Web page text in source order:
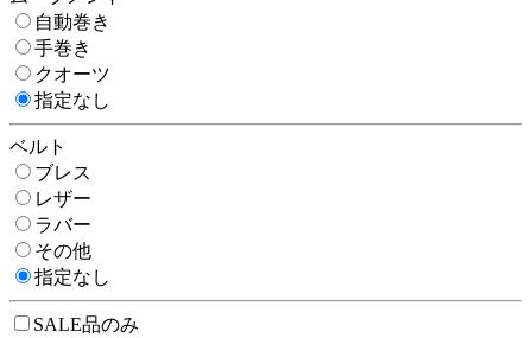
自動巻き
手巻き
クオーツ
指定なし
ベルト
ブレス
レザー
ラバー
その他
指定なし
SALE品のみ